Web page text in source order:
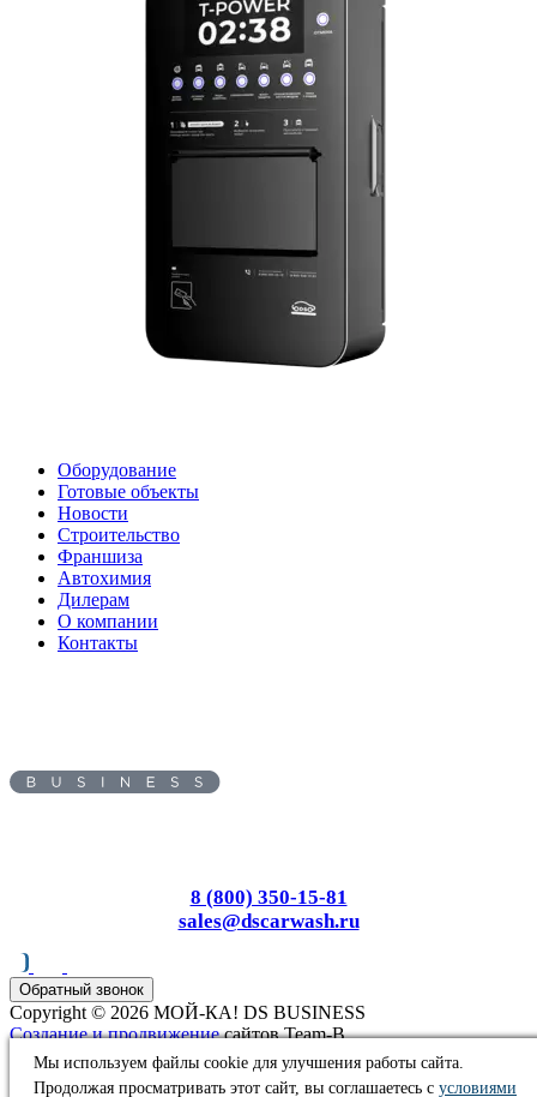
Оборудование
Готовые объекты
Новости
Строительство
Франшиза
Автохимия
Дилерам
О компании
Контакты
8 (800) 350-15-81
sales@dscarwash.ru
Обратный звонок
Copyright © 2026 МОЙ-КА! DS BUSINESS
Создание и продвижениесайтов Team-B
Информация, представленная на сайте, не является публичной
офертой
Мы используем файлы cookie для улучшения работы сайта.
Продолжая просматривать этот сайт, вы соглашаетесь с условиями